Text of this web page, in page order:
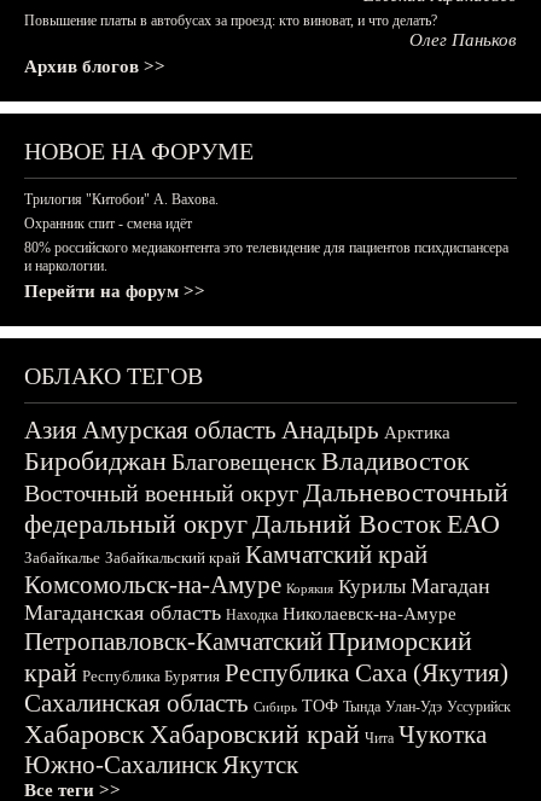
Повышение платы в автобусах за проезд: кто виноват, и что делать?
Олег Паньков
Архив блогов >>
НОВОЕ НА ФОРУМЕ
Трилогия "Китобои" А. Вахова.
Охранник спит - смена идёт
80% российского медиаконтента это телевидение для пациентов психдиспансера
и наркологии.
Перейти на форум >>
ОБЛАКО ТЕГОВ
АзияАмурская область Анадырь Арктика
БиробиджанБлаговещенскВладивосток
Восточный военный округДальневосточный
федеральный округДальний ВостокЕАО
Забайкалье Забайкальский край Камчатский край
Комсомольск-на-Амуре Корякия Курилы Магадан
Магаданская область Находка Николаевск-на-Амуре
Петропавловск-КамчатскийПриморский
край Республика Бурятия Республика Саха (Якутия)
Сахалинская область Сибирь ТОФ Тында Улан-Удэ Уссурийск
ХабаровскХабаровский край Чита Чукотка
Южно-СахалинскЯкутск
Все теги >>